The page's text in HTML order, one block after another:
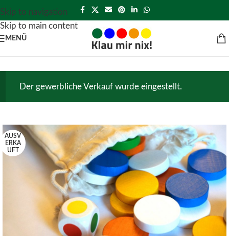
Skip to navigation
Skip to main content
MENÜ
Der gewerbliche Verkauf wurde eingestellt.
AUSV
ERKA
UFT